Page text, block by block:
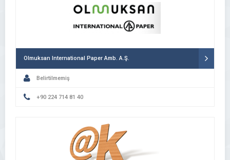
Olmuksan International Paper Amb. A.Ş.
Belirtilmemiş
+90 224 714 81 40